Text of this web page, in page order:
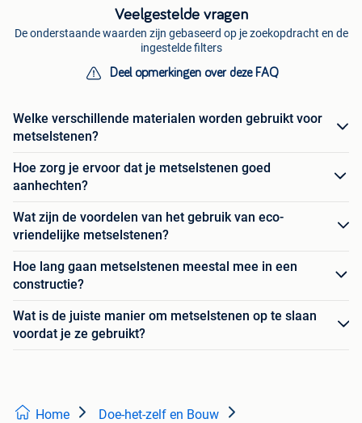
Veelgestelde vragen
De onderstaande waarden zijn gebaseerd op je zoekopdracht en de
ingestelde filters
Deel opmerkingen over deze FAQ
Welke verschillende materialen worden gebruikt voor
metselstenen?
Hoe zorg je ervoor dat je metselstenen goed
aanhechten?
Wat zijn de voordelen van het gebruik van eco-
vriendelijke metselstenen?
Hoe lang gaan metselstenen meestal mee in een
constructie?
Wat is de juiste manier om metselstenen op te slaan
voordat je ze gebruikt?
Home Doe-het-zelf en Bouw